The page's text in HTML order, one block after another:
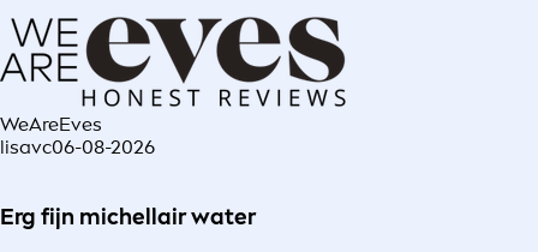
WeAreEves
lisavc06-08-2026
Erg fijn michellair water